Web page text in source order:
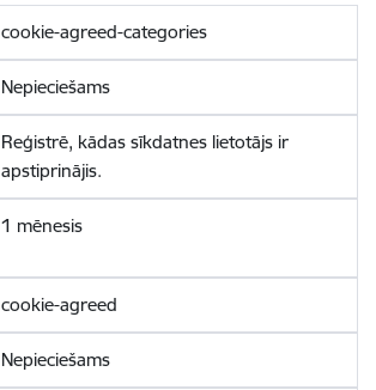
cookie-agreed-categories
Nepieciešams
Reģistrē, kādas sīkdatnes lietotājs ir
apstiprinājis.
1 mēnesis
cookie-agreed
Nepieciešams